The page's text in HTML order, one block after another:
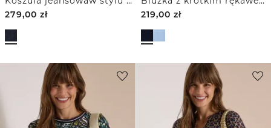
279,00 zł
219,00 zł